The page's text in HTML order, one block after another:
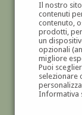
Il nostro
contenuti
contenuto,
prodotti,
un
opzionali
migliore
Puoi
selezionare
Informativa